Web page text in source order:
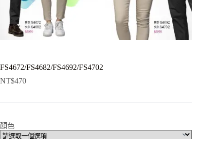
FS4672/FS4682/FS4692/FS4702
NT$470
顏色